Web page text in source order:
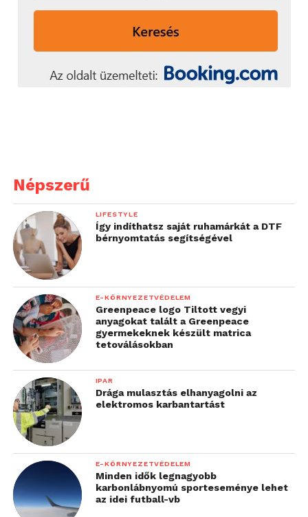
Népszerű
LIFESTYLE
Így indíthatsz saját ruhamárkát a DTF
bérnyomtatás segítségével
E-KÖRNYEZETVÉDELEM
Greenpeace logo Tiltott vegyi
anyagokat talált a Greenpeace
gyermekeknek készült matrica
tetoválásokban
IPAR
Drága mulasztás elhanyagolni az
elektromos karbantartást
E-KÖRNYEZETVÉDELEM
Minden idők legnagyobb
karbonlábnyomú sporteseménye lehet
az idei futball-vb